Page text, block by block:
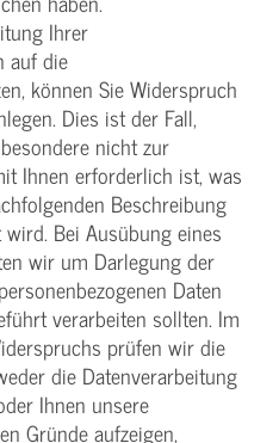
Ihrer
auf die
können Sie Widerspruch
Dies ist der Fall,
nicht zur
Ihnen erforderlich ist, was
Beschreibung
Bei Ausübung eines
wir um Darlegung der
Daten
verarbeiten sollten. Im
prüfen wir die
die Datenverarbeitung
Ihnen unsere
Gründe aufzeigen,